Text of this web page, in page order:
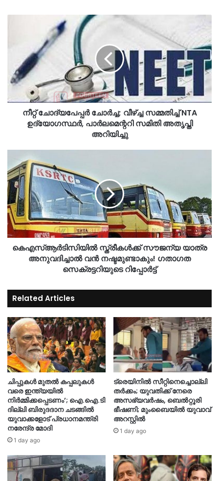
നീറ്റ് ചോദ്യപേപ്പർ ചോർച്ച; വീഴ്ച്ച സമ്മതിച്ച് NTA
ഉദ്യോഗസ്ഥർ, പാർലമെന്ററി സമിതി അതൃപ്തി
അറിയിച്ചു
കെഎസ്ആർടിസിയിൽ സ്ത്രീകൾക്ക് സൗജന്യ യാത്ര
അനുവദിച്ചാൽ വൻ നഷ്ടമുണ്ടാകും! ഗതാഗത
സെക്രട്ടറിയുടെ റിപ്പോർട്ട്
Related Articles
ചിപ്പുകൾ മുതൽ കപ്പലുകൾ
വരെ ഇന്ത്യയിൽ
നിർമ്മിക്കപ്പെടണം’; ഐ.ഐ.ടി
ദില്ലി ബിരുദദാന ചടങ്ങിൽ
യുവാക്കളോട് പ്രധാനമന്ത്രി
നരേന്ദ്ര മോദി
1 day ago
ട്രെയിനിൽ സീറ്റിനെച്ചൊല്ലി
തർക്കം; യുവതിക്ക് നേരെ
അസഭ്യവർഷം, ബെൽറ്റൂരി
ഭീഷണി; മുംബൈയിൽ യുവാവ്
അറസ്റ്റിൽ
1 day ago